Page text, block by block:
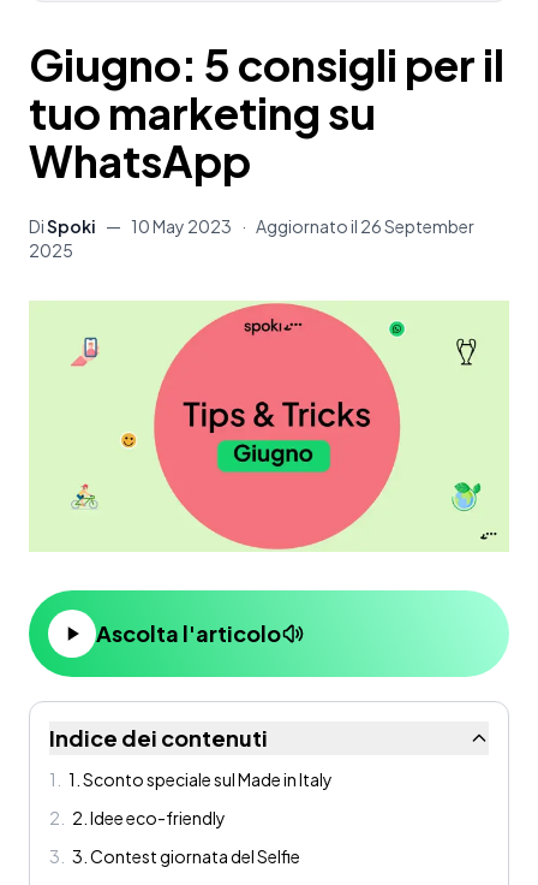
Giugno: 5 consigli per il
tuo marketing su
WhatsApp
DiSpoki — 10 May 2023 · Aggiornato il 26 September
2025
Ascolta l'articolo
Indice dei contenuti
1
1. Sconto speciale sul Made in Italy
2
2. Idee eco-friendly
3
3. Contest giornata del Selfie